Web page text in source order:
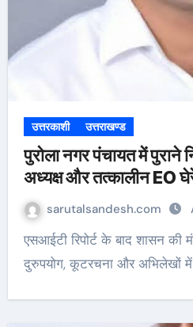
उत्तरकाशी उत्तराखण्ड
पुरोला नगर पंचायत में पुराने
अध्यक्ष और तत्कालीन EO
sarutalsandesh.com
एसआईटी रिपोर्ट के बाद शासन की मंजूरी; सरकारी धन के
दुरुपयोग, कूटरचना और अभिलेखों में